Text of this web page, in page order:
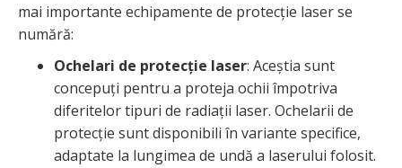
mai importante echipamente de protecție laser se
numără:
Ochelari de protecție laser: Aceștia sunt
concepuți pentru a proteja ochii împotriva
diferitelor tipuri de radiații laser. Ochelarii de
protecție sunt disponibili în variante specifice,
adaptate la lungimea de undă a laserului folosit.